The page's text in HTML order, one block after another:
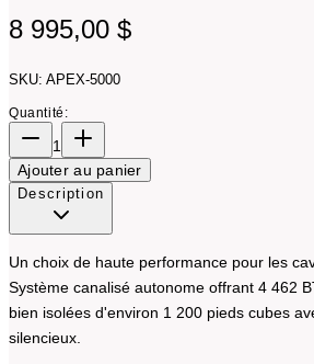
8 995,00 $
SKU: APEX-5000
Quantité :
1
Ajouter au panier
Description
Un choix de haute performance pour les
Système canalisé autonome offrant 4 462
bien isolées d'environ 1 200 pieds cubes
silencieux.